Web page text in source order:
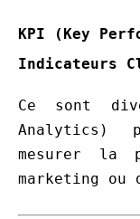
KPI (Key
Indicateurs
Ce sont
Analytics)
mesurer la
marketing